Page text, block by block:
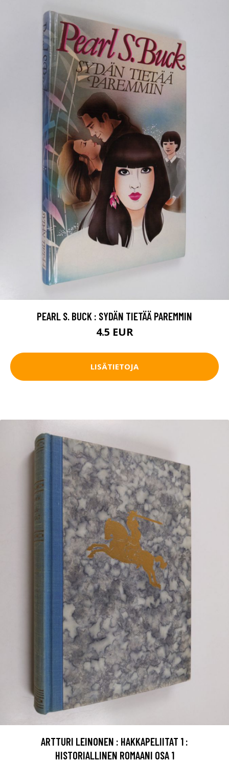
PEARL S. BUCK : SYDÄN TIETÄÄ PAREMMIN
4.5 EUR
LISÄTIETOJA
ARTTURI LEINONEN : HAKKAPELIITAT 1 :
HISTORIALLINEN ROMAANI OSA 1